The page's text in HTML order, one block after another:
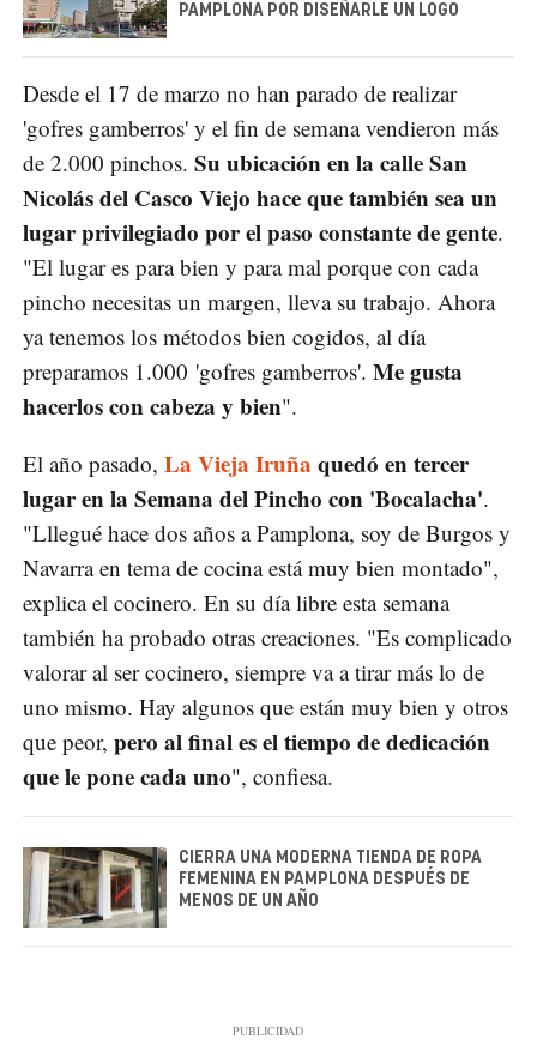
PAMPLONA POR DISEÑARLE UN LOGO
Desde el 17 de marzo no han parado de realizar
'gofres gamberros' y el fin de semana vendieron más
de 2.000 pinchos. Su ubicación en la calle San
Nicolás del Casco Viejo hace que también sea un
lugar privilegiado por el paso constante de gente.
"El lugar es para bien y para mal porque con cada
pincho necesitas un margen, lleva su trabajo. Ahora
ya tenemos los métodos bien cogidos, al día
preparamos 1.000 'gofres gamberros'. Me gusta
hacerlos con cabeza y bien".
El año pasado, La Vieja Iruña quedó en tercer
lugar en la Semana del Pincho con 'Bocalacha'.
"Lllegué hace dos años a Pamplona, soy de Burgos y
Navarra en tema de cocina está muy bien montado",
explica el cocinero. En su día libre esta semana
también ha probado otras creaciones. "Es complicado
valorar al ser cocinero, siempre va a tirar más lo de
uno mismo. Hay algunos que están muy bien y otros
que peor, pero al final es el tiempo de dedicación
que le pone cada uno", confiesa.
CIERRA UNA MODERNA TIENDA DE ROPA
FEMENINA EN PAMPLONA DESPUÉS DE
MENOS DE UN AÑO